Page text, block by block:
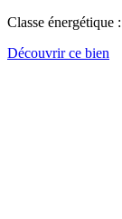
Classe énergétique :
Découvrir ce bien